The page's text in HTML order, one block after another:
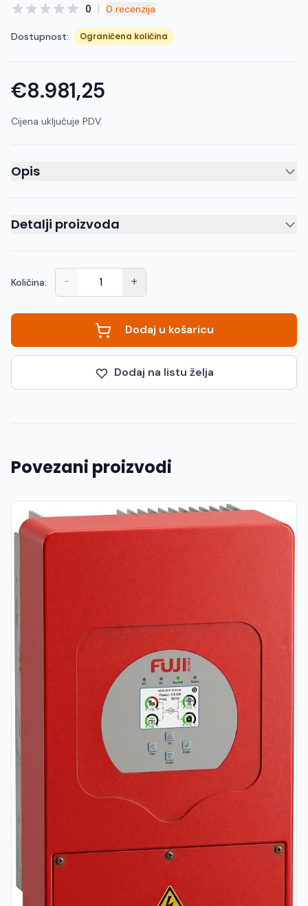
0 | 0 recenzija
Dostupnost: Ograničena količina
€8.981,25
Cijena uključuje PDV.
Opis
Detalji proizvoda
Količina: - +
Dodaj u košaricu
Dodaj na listu želja
Povezani proizvodi